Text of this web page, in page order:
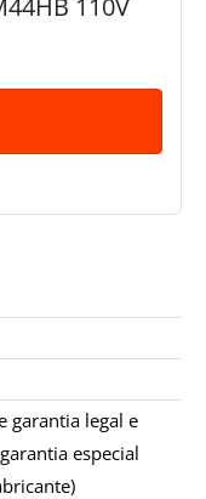
110V
garantia legal e
especial